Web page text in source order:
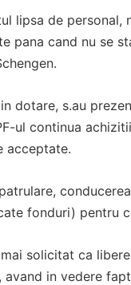
lipsa de
pana cand nu se
dotare, s.au
ul continua
acceptate.
fonduri) pentru
solicitat ca
in vedere